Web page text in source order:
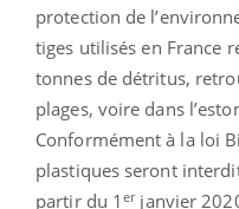
protection de
tiges utilisés en France
tonnes de détritus,
plages, voire dans
Conformément à la loi
plastiques seront
partir du 1erjanvier